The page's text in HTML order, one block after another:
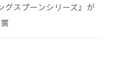
グスプーンシリーズ』が